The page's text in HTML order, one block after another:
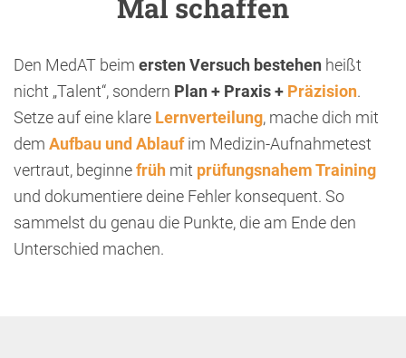
Mal schaffen
Den MedAT beim ersten Versuch bestehen heißt
nicht „Talent“, sondern Plan + Praxis + Präzision.
Setze auf eine klare Lernverteilung, mache dich mit
dem Aufbau und Ablaufim Medizin-Aufnahmetest
vertraut, beginnefrüh mit prüfungsnahem Training
und dokumentiere deine Fehler konsequent. So
sammelst du genau die Punkte, die am Ende den
Unterschied machen.